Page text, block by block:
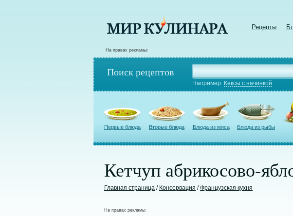
Рецепты
На правах рекламы:
Поиск рецептов
Например: Кексы с начинкой
Первые блюда Вторые блюда Блюда из мяса Блюда из рыбы
Кетчуп абрикосово-
Главная страница / Консервация /Французская кухня
На правах рекламы: